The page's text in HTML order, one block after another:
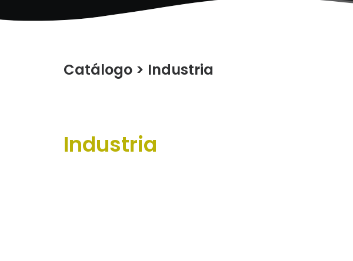
Catálogo > Industria
Industria